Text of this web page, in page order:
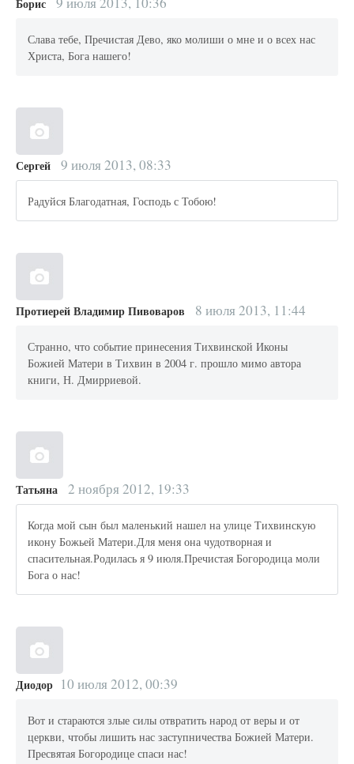
Борис
Слава тебе, Пречистая Дево, яко молиши о мне и о всех нас
Христа, Бога нашего!
Сергей 9 июля 2013, 08:33
Радуйся Благодатная, Господь с Тобою!
Протиерей Владимир Пивоваров 8 июля 2013, 11:44
Странно, что событие принесения Тихвинской Иконы
Божией Матери в Тихвин в 2004 г. прошло мимо автора
книги, Н. Дмирриевой.
Татьяна 2 ноября 2012, 19:33
Когда мой сын был маленький нашел на улице Тихвинскую
икону Божьей Матери.Для меня она чудотворная и
спасительная.Родилась я 9 июля.Пречистая Богородица моли
Бога о нас!
Диодор 10 июля 2012, 00:39
Вот и стараются злые силы отвратить народ от веры и от
церкви, чтобы лишить нас заступничества Божией Матери.
Пресвятая Богородице спаси нас!